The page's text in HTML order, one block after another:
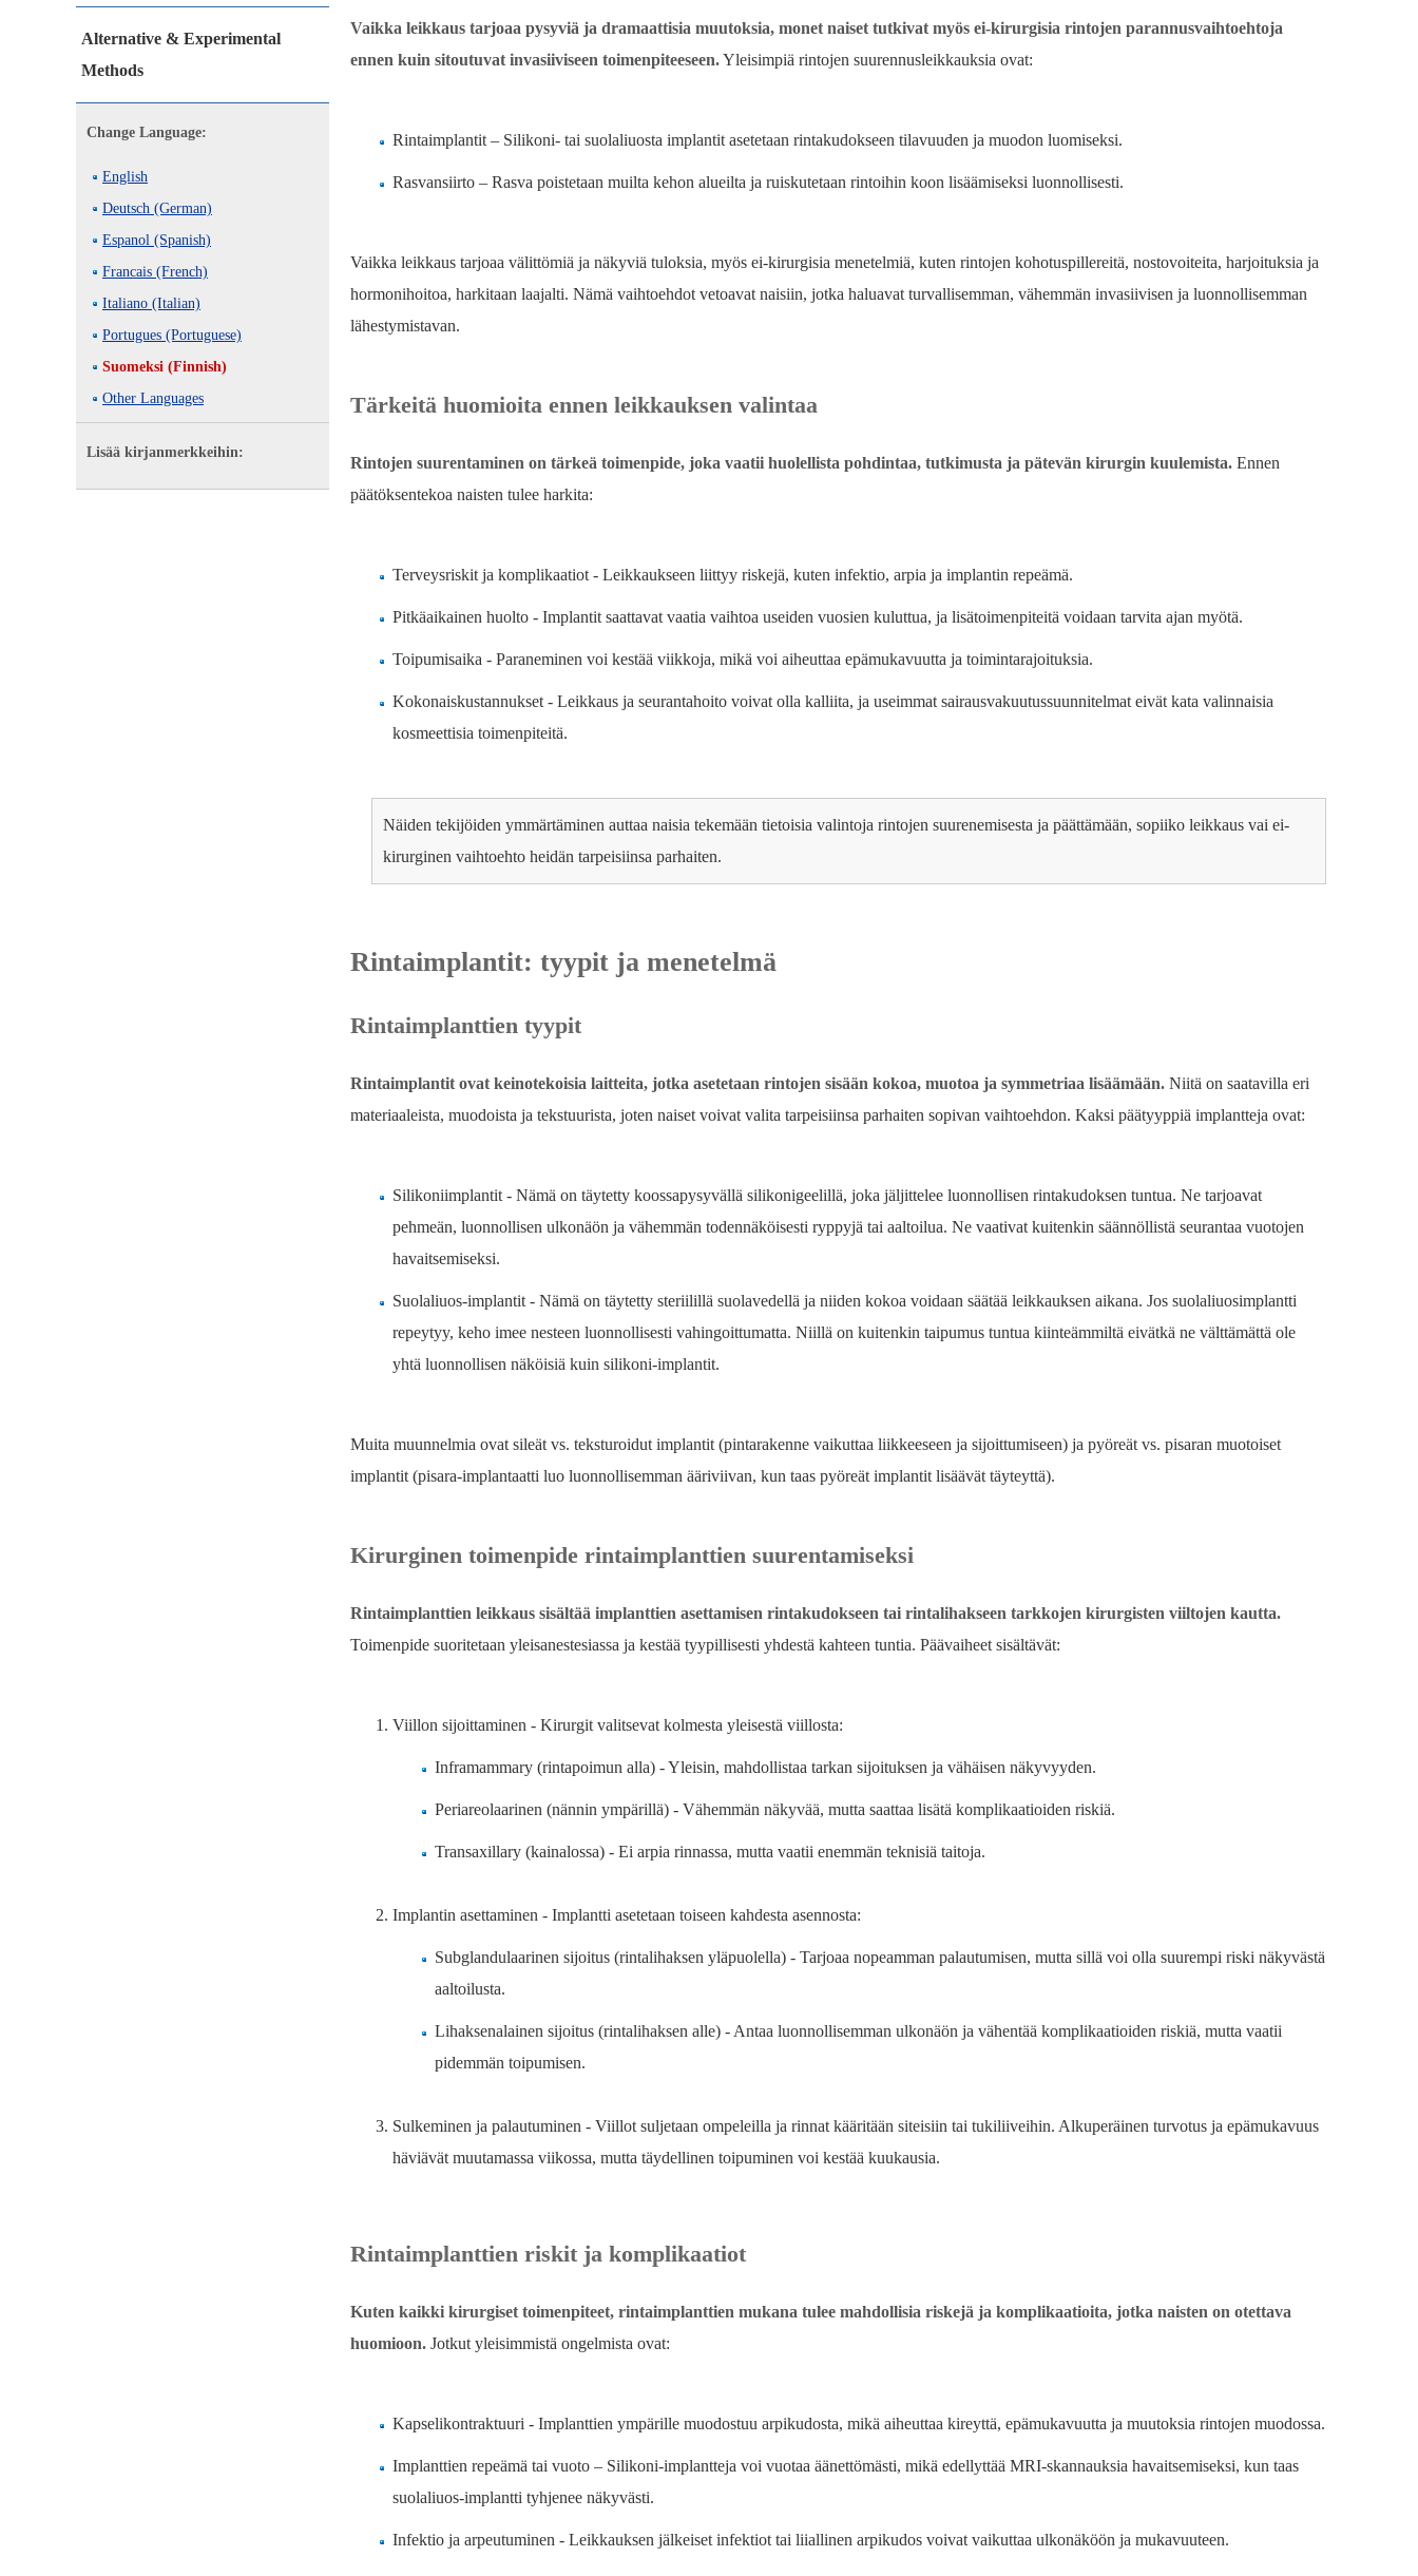
Alternative & Experimental
Methods
Change Language:
English
Deutsch (German)
Espanol (Spanish)
Francais (French)
Italiano (Italian)
Portugues (Portuguese)
Suomeksi (Finnish)
Other Languages
Lisää kirjanmerkkeihin:
Vaikka leikkaus tarjoaa pysyviä ja dramaattisia muutoksia, monet naiset tutkivat myös ei-kirurgisia rintojen parannusvaihtoehtoja
ennen kuin sitoutuvat invasiiviseen toimenpiteeseen.Yleisimpiä rintojen suurennusleikkauksia ovat:
Rintaimplantit – Silikoni- tai suolaliuosta implantit asetetaan rintakudokseen tilavuuden ja muodon luomiseksi.
Rasvansiirto – Rasva poistetaan muilta kehon alueilta ja ruiskutetaan rintoihin koon lisäämiseksi luonnollisesti.
Vaikka leikkaus tarjoaa välittömiä ja näkyviä tuloksia, myös ei-kirurgisia menetelmiä, kuten rintojen kohotuspillereitä, nostovoiteita, harjoituksia ja
hormonihoitoa, harkitaan laajalti. Nämä vaihtoehdot vetoavat naisiin, jotka haluavat turvallisemman, vähemmän invasiivisen ja luonnollisemman
lähestymistavan.
Tärkeitä huomioita ennen leikkauksen valintaa
Rintojen suurentaminen on tärkeä toimenpide, joka vaatii huolellista pohdintaa, tutkimusta ja pätevän kirurgin kuulemista. Ennen
päätöksentekoa naisten tulee harkita:
Terveysriskit ja komplikaatiot - Leikkaukseen liittyy riskejä, kuten infektio, arpia ja implantin repeämä.
Pitkäaikainen huolto - Implantit saattavat vaatia vaihtoa useiden vuosien kuluttua, ja lisätoimenpiteitä voidaan tarvita ajan myötä.
Toipumisaika - Paraneminen voi kestää viikkoja, mikä voi aiheuttaa epämukavuutta ja toimintarajoituksia.
Kokonaiskustannukset - Leikkaus ja seurantahoito voivat olla kalliita, ja useimmat sairausvakuutussuunnitelmat eivät kata valinnaisia ​​
kosmeettisia toimenpiteitä.
Näiden tekijöiden ymmärtäminen auttaa naisia ​​tekemään tietoisia valintoja rintojen suurenemisesta ja päättämään, sopiiko leikkaus vai ei-
kirurginen vaihtoehto heidän tarpeisiinsa parhaiten.
Rintaimplantit: tyypit ja menetelmä
Rintaimplanttien tyypit
Rintaimplantit ovat keinotekoisia laitteita, jotka asetetaan rintojen sisään kokoa, muotoa ja symmetriaa lisäämään. Niitä on saatavilla eri
materiaaleista, muodoista ja tekstuurista, joten naiset voivat valita tarpeisiinsa parhaiten sopivan vaihtoehdon. Kaksi päätyyppiä implantteja ovat:
Silikoniimplantit - Nämä on täytetty koossapysyvällä silikonigeelillä, joka jäljittelee luonnollisen rintakudoksen tuntua. Ne tarjoavat
pehmeän, luonnollisen ulkonäön ja vähemmän todennäköisesti ryppyjä tai aaltoilua. Ne vaativat kuitenkin säännöllistä seurantaa vuotojen
havaitsemiseksi.
Suolaliuos-implantit - Nämä on täytetty steriilillä suolavedellä ja niiden kokoa voidaan säätää leikkauksen aikana. Jos suolaliuosimplantti
repeytyy, keho imee nesteen luonnollisesti vahingoittumatta. Niillä on kuitenkin taipumus tuntua kiinteämmiltä eivätkä ne välttämättä ole
yhtä luonnollisen näköisiä kuin silikoni-implantit.
Muita muunnelmia ovat sileät vs. teksturoidut implantit (pintarakenne vaikuttaa liikkeeseen ja sijoittumiseen) ja pyöreät vs. pisaran muotoiset
implantit (pisara-implantaatti luo luonnollisemman ääriviivan, kun taas pyöreät implantit lisäävät täyteyttä).
Kirurginen toimenpide rintaimplanttien suurentamiseksi
Rintaimplanttien leikkaus sisältää implanttien asettamisen rintakudokseen tai rintalihakseen tarkkojen kirurgisten viiltojen kautta.
Toimenpide suoritetaan yleisanestesiassa ja kestää tyypillisesti yhdestä kahteen tuntia. Päävaiheet sisältävät:
Viillon sijoittaminen - Kirurgit valitsevat kolmesta yleisestä viillosta:
Inframammary (rintapoimun alla) - Yleisin, mahdollistaa tarkan sijoituksen ja vähäisen näkyvyyden.
Periareolaarinen (nännin ympärillä) - Vähemmän näkyvää, mutta saattaa lisätä komplikaatioiden riskiä.
Transaxillary (kainalossa) - Ei arpia rinnassa, mutta vaatii enemmän teknisiä taitoja.
Implantin asettaminen - Implantti asetetaan toiseen kahdesta asennosta:
Subglandulaarinen sijoitus (rintalihaksen yläpuolella) - Tarjoaa nopeamman palautumisen, mutta sillä voi olla suurempi riski näkyvästä
aaltoilusta.
Lihaksenalainen sijoitus (rintalihaksen alle) - Antaa luonnollisemman ulkonäön ja vähentää komplikaatioiden riskiä, ​​mutta vaatii
pidemmän toipumisen.
Sulkeminen ja palautuminen - Viillot suljetaan ompeleilla ja rinnat kääritään siteisiin tai tukiliiveihin. Alkuperäinen turvotus ja epämukavuus
häviävät muutamassa viikossa, mutta täydellinen toipuminen voi kestää kuukausia.
Rintaimplanttien riskit ja komplikaatiot
Kuten kaikki kirurgiset toimenpiteet, rintaimplanttien mukana tulee mahdollisia riskejä ja komplikaatioita, jotka naisten on otettava
huomioon. Jotkut yleisimmistä ongelmista ovat:
Kapselikontraktuuri - Implanttien ympärille muodostuu arpikudosta, mikä aiheuttaa kireyttä, epämukavuutta ja muutoksia rintojen muodossa.
Implanttien repeämä tai vuoto – Silikoni-implantteja voi vuotaa äänettömästi, mikä edellyttää MRI-skannauksia havaitsemiseksi, kun taas
suolaliuos-implantti tyhjenee näkyvästi.
Infektio ja arpeutuminen - Leikkauksen jälkeiset infektiot tai liiallinen arpikudos voivat vaikuttaa ulkonäköön ja mukavuuteen.